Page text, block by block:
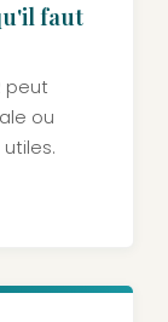
faut
peut
ou